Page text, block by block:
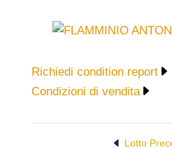
Richiedi condition report
Condizioni di vendita
Lotto